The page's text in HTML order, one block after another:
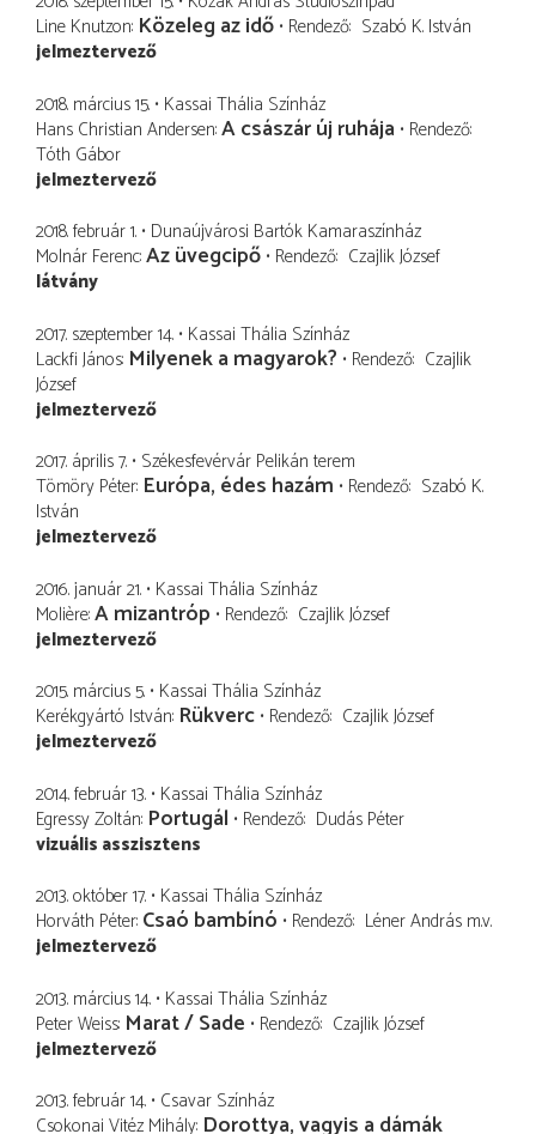
Line Knutzon Közeleg az idő Rendező Szabó K. István
jelmeztervező
2018. március 15. Kassai Thália Színház
Hans Christian Andersen A császár új ruhája Rendező
Tóth Gábor
jelmeztervező
2018. február 1. Dunaújvárosi Bartók Kamaraszínház
Molnár Ferenc Az üvegcipő Rendező Czajlik József
látvány
2017. szeptember 14. Kassai Thália Színház
Lackfi János Milyenek a magyarok? Rendező Czajlik
József
jelmeztervező
2017. április 7. Székesfevérvár Pelikán terem
Tömöry Péter Európa, édes hazám Rendező Szabó K.
István
jelmeztervező
2016. január 21. Kassai Thália Színház
Molière A mizantróp Rendező Czajlik József
jelmeztervező
2015. március 5. Kassai Thália Színház
Kerékgyártó István Rükverc Rendező Czajlik József
jelmeztervező
2014. február 13. Kassai Thália Színház
Egressy Zoltán Portugál Rendező Dudás Péter
vizuális asszisztens
2013. október 17. Kassai Thália Színház
Horváth Péter Csaó bambínó Rendező Léner András m.v.
jelmeztervező
2013. március 14. Kassai Thália Színház
Peter Weiss Marat / Sade Rendező Czajlik József
jelmeztervező
2013. február 14. Csavar Színház
Csokonai Vitéz Mihály Dorottya, vagyis a dámák